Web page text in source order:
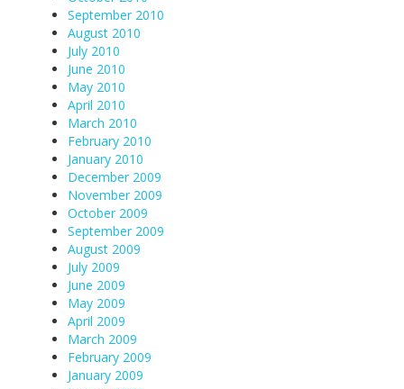
September 2010
August 2010
July 2010
June 2010
May 2010
April 2010
March 2010
February 2010
January 2010
December 2009
November 2009
October 2009
September 2009
August 2009
July 2009
June 2009
May 2009
April 2009
March 2009
February 2009
January 2009